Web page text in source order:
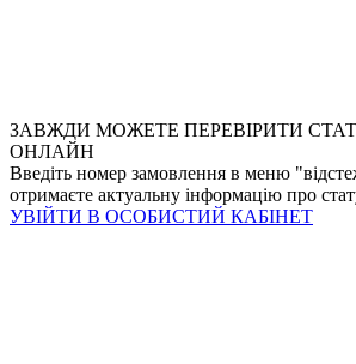
ЗАВЖДИ МОЖЕТЕ ПЕРЕВІРИТИ
ОНЛАЙН
Введіть номер замовлення в меню
отримаєте актуальну інформацію про
УВІЙТИ В ОСОБИСТИЙ КАБІНЕТ